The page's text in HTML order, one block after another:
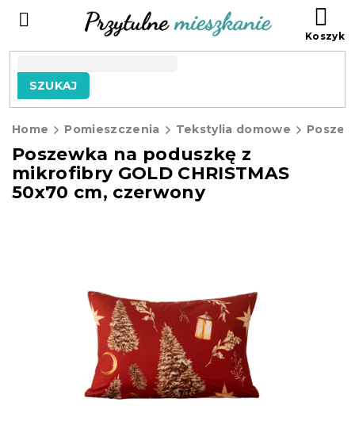
SZUKAJ
Home Pomieszczenia Tekstylia domowe
Poszewka na poduszkę z
mikrofibry GOLD CHRISTMAS
50x70 cm, czerwony